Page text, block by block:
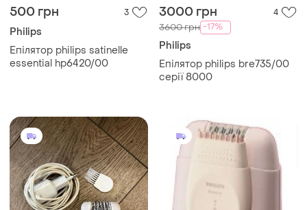
500 грн 3
Philips
Епілятор philips satinelle
essential hp6420/00
3000 грн 4
3600 грн -17%
Philips
Епілятор philips bre735/00
серії 8000